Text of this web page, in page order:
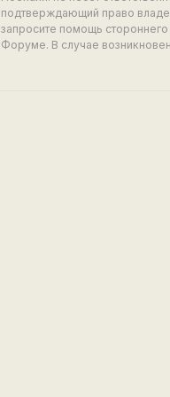
подтверждающий право
запросите помощь
Форуме. В случае